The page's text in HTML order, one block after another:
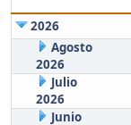
2026
Agosto
2026
Julio
2026
Junio